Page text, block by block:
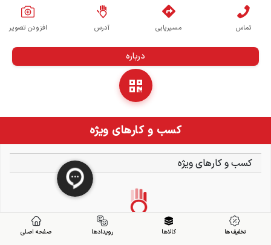
تماس مسیریابی آدرس افزودن تصویر
درباره
کسب و کارهای ویژه
کسب و کارهای ویژه
تخفیف ها کالاها رویدادها صفحه اصلی